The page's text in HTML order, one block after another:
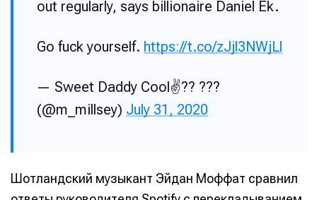
out regularly, says billionaire Daniel Ek.
Go fuck yourself. https://t.co/zJjl3NWjLl
— Sweet Daddy Cool✌️?? ???
(@m_millsey) July 31, 2020
Шотландский музыкант Эйдан Моффат сравнил